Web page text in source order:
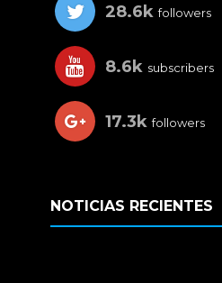
28.6k followers
8.6k subscribers
17.3k followers
NOTICIAS RECIENTES